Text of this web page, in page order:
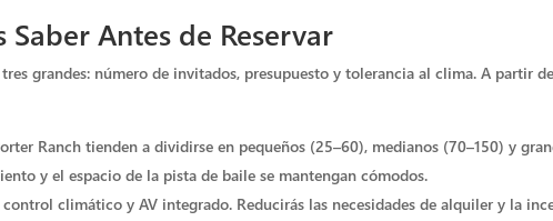
Saber Antes de Reservar
grandes: número de invitados, presupuesto y tolerancia al clima. A partir
Ranch tienden a dividirse en pequeños (25–60), medianos (70–150) y
y el espacio de la pista de baile se mantengan cómodos.
climático y AV integrado. Reducirás las necesidades de alquiler y la